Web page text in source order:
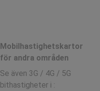
Mobilhastighetskartor
för andra områden
Se även 3G / 4G / 5G
bithastigheter i :